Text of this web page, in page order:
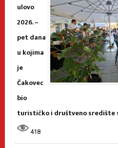
ulovo
2026. –
pet dana
u kojima
je
Čakovec
bio
turističko i društveno središte
418